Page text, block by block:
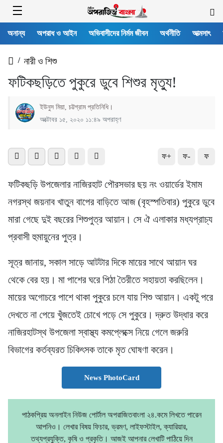
অনান্য অপরাধ ও আইন অভিবাসীদের নির্মম জীবন অর্থনীতি আত্মসাৎ
/ নারী ও শিশু
ফটিকছড়িতে পুকুরে ডুবে শিশুর মৃত্যু!
ইউনুস মিয়া, চট্টগ্রাম প্রতিনিধি।
অক্টোবর ১৫, ২০২০ ১১:৪৯ অপরাহ্ণ
ফ+ ফ- ফ
ফটিকছড়ি উপজেলার নাজিরহাট পৌরসভার ছয় নং ওয়ার্ডের ইমাম
নগরস্থ জয়নাব খাতুন বাপের বাড়িতে আজ (বৃহস্পতিবার) পুকুরে ডুবে
মারা গেছে দুই বছরের শিশুপুত্র আয়ান। সে ঐ এলাকার মধ্যপ্রাচ্য
প্রবাসী হুমায়ুনের পুত্র।
সূত্র জানায়, সকাল সাড়ে আটটার দিকে মায়ের সাথে আয়ান ঘর
থেকে বের হয়। মা পাশের ঘরে পিঠা তৈরীতে সহায়তা করছিলেন।
মায়ের অগোচরে পাশে থাকা পুকুরে চলে যায় শিশু আয়ান। একটু পরে
দেখতে না পেয়ে খুঁজতেই চোখে পড়ে সে পুকুরে। দ্রুত উদ্ধার করে
নাজিরহাটস্থ উপজেলা স্বাস্থ্য কমপ্লেক্সে নিয়ে গেলে জরুরি
বিভাগের কর্তব্যরত চিকিৎসক তাকে মৃত ঘোষণা করেন।
News PhotoCard
পাঠকপ্রিয় অনলাইন নিউজ পোর্টাল অপরাজিতবাংলা ২৪.কমে লিখতে পারেন
আপনিও। লেখার বিষয় ফিচার, ভ্রমণ, লাইফস্টাইল, ক্যারিয়ার,
তথ্যপ্রযুক্তি, কৃষি ও প্রকৃতি। আজই আপনার লেখাটি পাঠিয়ে দিন